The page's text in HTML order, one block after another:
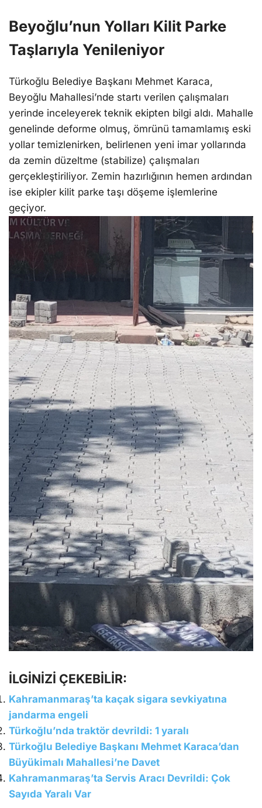
Beyoğlu’nun Yolları Kilit Parke
Taşlarıyla Yenileniyor
Türkoğlu Belediye Başkanı Mehmet Karaca,
Beyoğlu Mahallesi’nde startı verilen çalışmaları
yerinde inceleyerek teknik ekipten bilgi aldı. Mahalle
genelinde deforme olmuş, ömrünü tamamlamış eski
yollar temizlenirken, belirlenen yeni imar yollarında
da zemin düzeltme (stabilize) çalışmaları
gerçekleştiriliyor. Zemin hazırlığının hemen ardından
ise ekipler kilit parke taşı döşeme işlemlerine
geçiyor.
İLGİNİZİ ÇEKEBİLİR:
Kahramanmaraş’ta kaçak sigara sevkiyatına
jandarma engeli
Türkoğlu’nda traktör devrildi: 1 yaralı
Türkoğlu Belediye Başkanı Mehmet Karaca’dan
Büyükimalı Mahallesi’ne Davet
Kahramanmaraş’ta Servis Aracı Devrildi: Çok
Sayıda Yaralı Var